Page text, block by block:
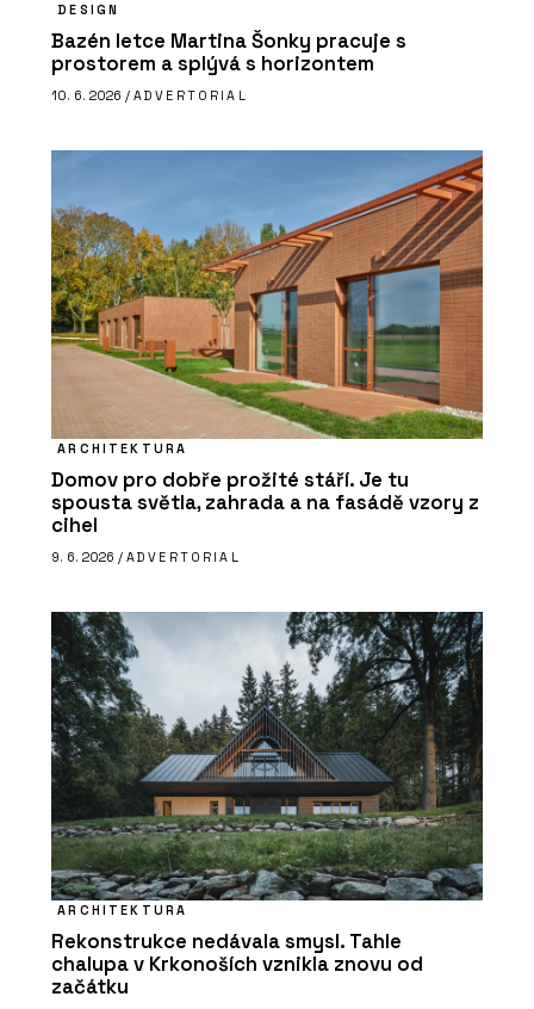
DESIGN
Bazén letce Martina Šonky pracuje s
prostorem a splývá s horizontem
10. 6. 2026 / ADVERTORIAL
ARCHITEKTURA
Domov pro dobře prožité stáří. Je tu
spousta světla, zahrada a na fasádě vzory z
cihel
9. 6. 2026 / ADVERTORIAL
ARCHITEKTURA
Rekonstrukce nedávala smysl. Tahle
chalupa v Krkonoších vznikla znovu od
začátku